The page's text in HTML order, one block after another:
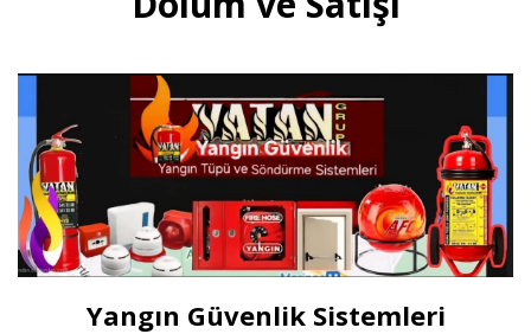
mutfak davlumbaz tüpü satışı
Devamını Oku
Bursa Hassas Yangın ve Duman
Dedektörü Çeşitleri
Bursa duman dedektörü ısı
dedektörü, (pilli duman
multisensörler ve yüksek tavanlı
Yangın Güvenlik Sistemleri